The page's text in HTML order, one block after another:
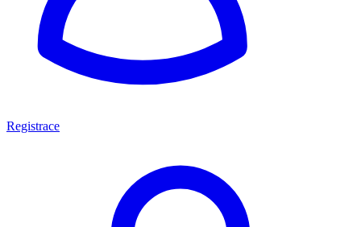
Registrace